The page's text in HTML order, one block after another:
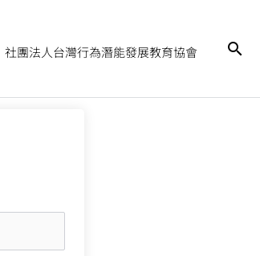
社團法人台灣行為潛能發展教育協會
搜